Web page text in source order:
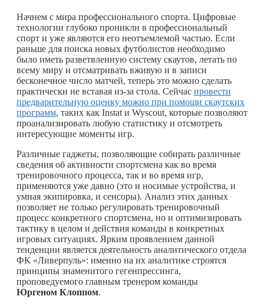
Начнем с мира профессионального спорта. Цифровые
технологии глубоко проникли в профессиональный
спорт и уже являются его неотъемлемой частью. Если
раньше для поиска новых футболистов необходимо
было иметь разветвленную систему скаутов, летать по
всему миру и отсматривать вживую и в записи
бесконечное число матчей, теперь это можно сделать
практически не вставая из-за стола. Сейчас провести
предварительную оценку можно при помощи скаутских
программ, таких как Instat и Wyscout, которые позволяют
проанализировать любую статистику и отсмотреть
интересующие моменты игр.
Различные гаджеты, позволяющие собирать различные
сведения об активности спортсмена как во время
тренировочного процесса, так и во время игр,
применяются уже давно (это и носимые устройства, и
умная экипировка, и сенсоры). Анализ этих данных
позволяет не только регулировать тренировочный
процесс конкретного спортсмена, но и оптимизировать
тактику в целом и действия команды в конкретных
игровых ситуациях. Ярким проявлением данной
тенденции является деятельность аналитического отдела
ФК «Ливерпуль»: именно на их аналитике строятся
принципы знаменитого гегенпрессинга,
проповедуемого главным тренером команды
Юргеном Клоппом.